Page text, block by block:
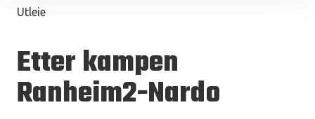
Utleie
Etter kampen
Ranheim2-Nardo